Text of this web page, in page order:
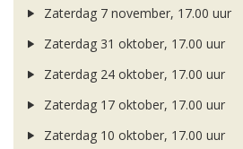
Zaterdag 7 november, 17.00 uur
Zaterdag 31 oktober, 17.00 uur
Zaterdag 24 oktober, 17.00 uur
Zaterdag 17 oktober, 17.00 uur
Zaterdag 10 oktober, 17.00 uur